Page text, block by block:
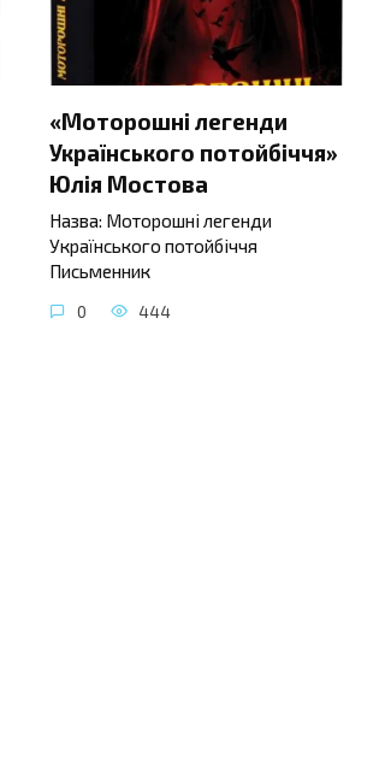
«Моторошні легенди
Українського потойбіччя»
Юлія Мостова
Назва: Моторошні легенди
Українського потойбіччя
Письменник
0 444